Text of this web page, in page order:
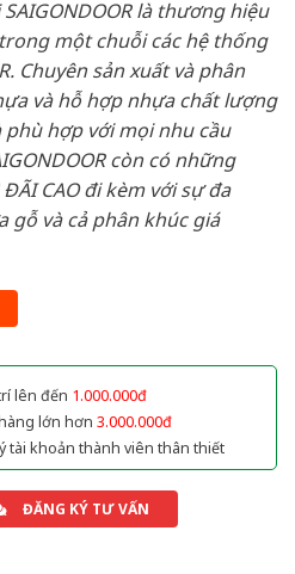
là thương hiệu
một chuỗi các hệ thống
Chuyên sản xuất và phân
và hỗ hợp nhựa chất lượng
hợp với mọi nhu cầu
còn có những
CAO đi kèm với sự đa
gỗ và cả phân khúc giá
lên đến 1.000.000đ
lớn hơn 3.000.000đ
tài khoản thành viên thân thiết
ĐĂNG KÝ TƯ VẤN